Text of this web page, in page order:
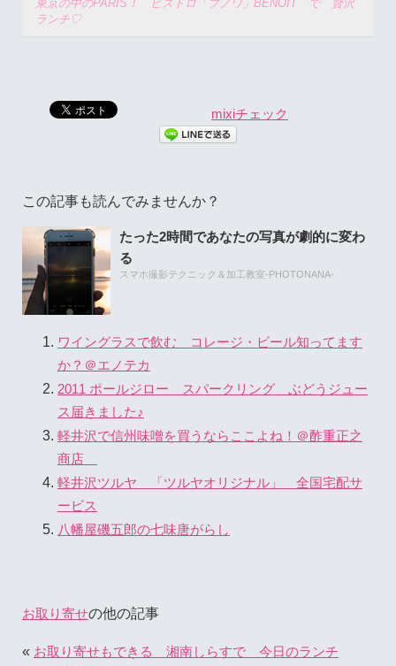
東京の中のPARIS！ ビストロ「ブノワ」BENOIT で 贅沢
ランチ♡
mixiチェック
この記事も読んでみませんか？
たった2時間であなたの写真が劇的に変わ
る
スマホ撮影テクニック＆加工教室-PHOTONANA-
ワイングラスで飲む コレージ・ビール知ってます
か？＠エノテカ
2011 ポールジロー スパークリング ぶどうジュー
ス届きました♪
軽井沢で信州味噌を買うならここよね！＠酢重正之
商店
軽井沢ツルヤ 「ツルヤオリジナル」 全国宅配サ
ービス
八幡屋磯五郎の七味唐がらし
お取り寄せの他の記事
« お取り寄せもできる 湘南しらすで 今日のランチ